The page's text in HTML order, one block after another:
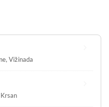
, Vižinada
Krsan